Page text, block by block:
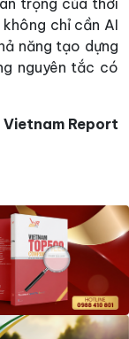
trọng của thời
chỉ cần AI
năng tạo dựng
nguyên tắc có
Vietnam Report